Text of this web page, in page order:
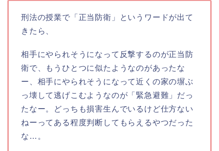
刑法の授業で「正当防衛」というワードが出て
きたら、
相手にやられそうになって反撃するのが正当防
衛で、もうひとつに似たようなのがあったな
ー、相手にやられそうになって近くの家の塀ぶ
っ壊して逃げこむようなのが「緊急避難」だっ
たなー。どっちも損害生んでいるけど仕方ない
ねーってある程度判断してもらえるやつだった
な…。